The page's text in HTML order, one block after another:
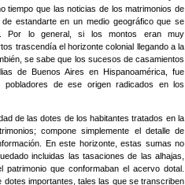
tiempo que las noticias de los matrimonios de
estandarte en un medio geográfico que se
Por lo general, si los montos eran muy
trascendía el horizonte colonial llegando a la
se sabe que los sucesos de casamientos
de Buenos Aires en Hispanoamérica, fue
de ese origen radicados en los
de las dotes de los habitantes tratados en la
compone simplemente el detalle de
En este horizonte, estas sumas no
incluidas las tasaciones de las alhajas,
que conformaban el acervo dotal.
dotes importantes, tales las que se transcriben